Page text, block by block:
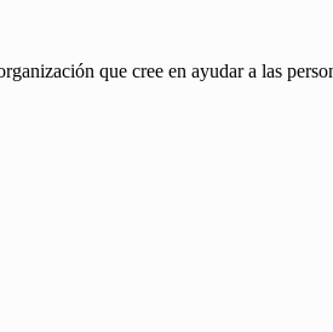
que cree en ayudar a las